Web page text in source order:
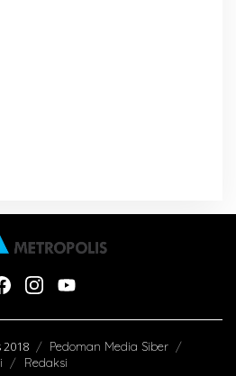
2018
Pedoman Media Siber
Redaksi